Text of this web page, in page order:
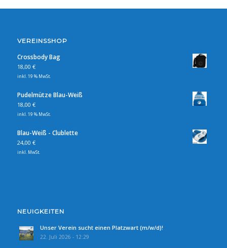
VEREINSSHOP
Crossbody Bag
18,00 €
inkl. 19 % MwSt.
Pudelmütze Blau-Weiß
18,00 €
inkl. 19 % MwSt.
Blau-Weiß - Clublette
24,00 €
inkl. MwSt.
NEUIGKEITEN
Unser Verein sucht einen Platzwart (m/w/d)!
22. Juli 2026 - 12:29